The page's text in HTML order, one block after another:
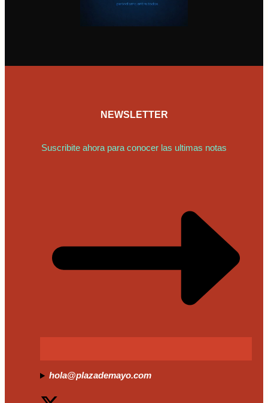
NEWSLETTER
Suscribite ahora para conocer las ultimas notas
hola@plazademayo.com